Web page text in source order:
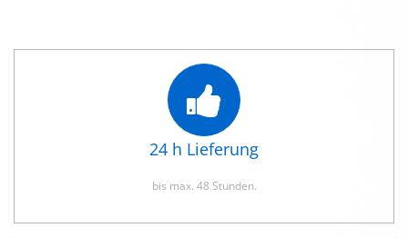
24 h Lieferung
bis max. 48 Stunden.